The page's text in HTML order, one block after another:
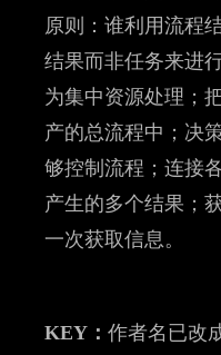
原则：谁利用流程
结果而非任务来进
为集中资源处理；
产的总流程中；决
够控制流程；连接
产生的多个结果；
一次获取信息。
KEY： 作者名已改